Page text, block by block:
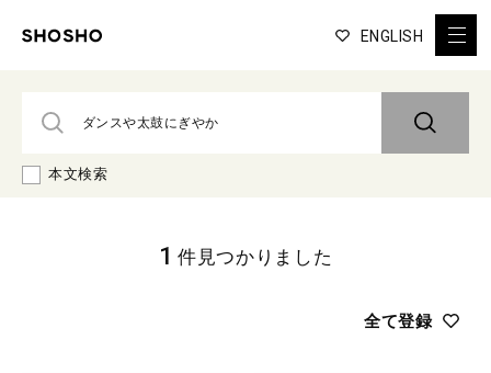
ENGLISH
本文検索
全て登録
1 件見つかりました